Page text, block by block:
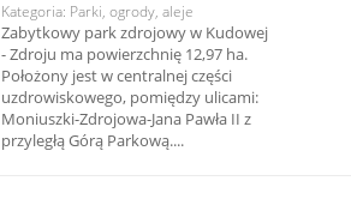
Kategoria: Parki, ogrody, aleje
Zabytkowy park zdrojowy w Kudowej
- Zdroju ma powierzchnię 12,97 ha.
Położony jest w centralnej części
uzdrowiskowego, pomiędzy ulicami:
Moniuszki-Zdrojowa-Jana Pawła II z
przyległą Górą Parkową....